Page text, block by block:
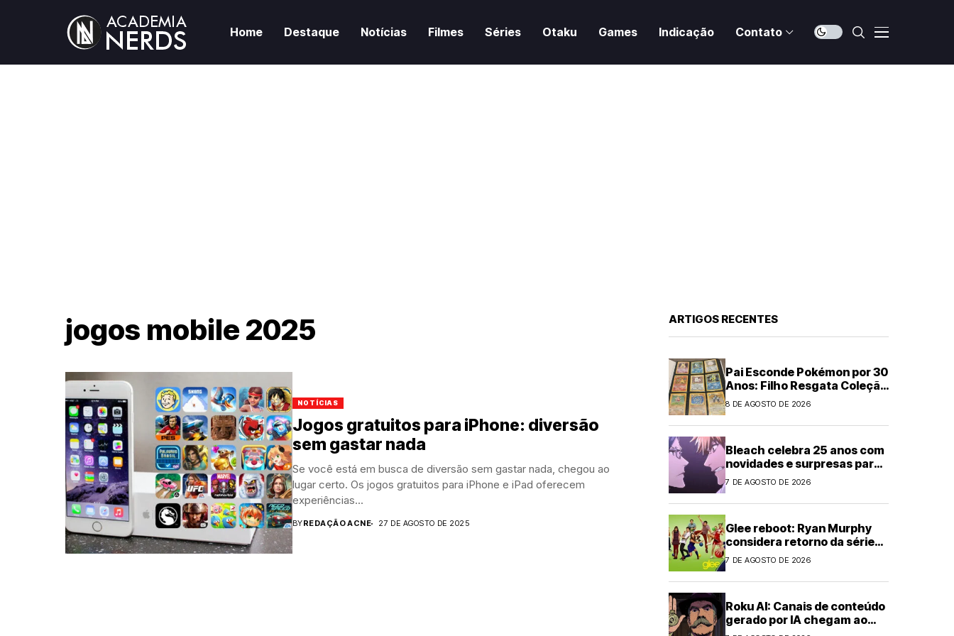
Home Destaque Notícias Filmes Séries Otaku Games Indicação Contato
jogos mobile 2025
NOTÍCIAS
Jogos gratuitos para iPhone: diversão
sem gastar nada
Se você está em busca de diversão sem gastar nada, chegou ao
lugar certo. Os jogos gratuitos para iPhone e iPad oferecem
experiências...
BYREDAÇÃO ACNE 27 DE AGOSTO DE 2025
ARTIGOS RECENTES
Pai Esconde Pokémon por 30
Anos: Filho Resgata Coleção
Clássica
8 DE AGOSTO DE 2026
Bleach celebra 25 anos com
novidades e surpresas para
fãs
7 DE AGOSTO DE 2026
Glee reboot: Ryan Murphy
considera retorno da série
musical
7 DE AGOSTO DE 2026
Roku AI: Canais de conteúdo
gerado por IA chegam ao
streaming